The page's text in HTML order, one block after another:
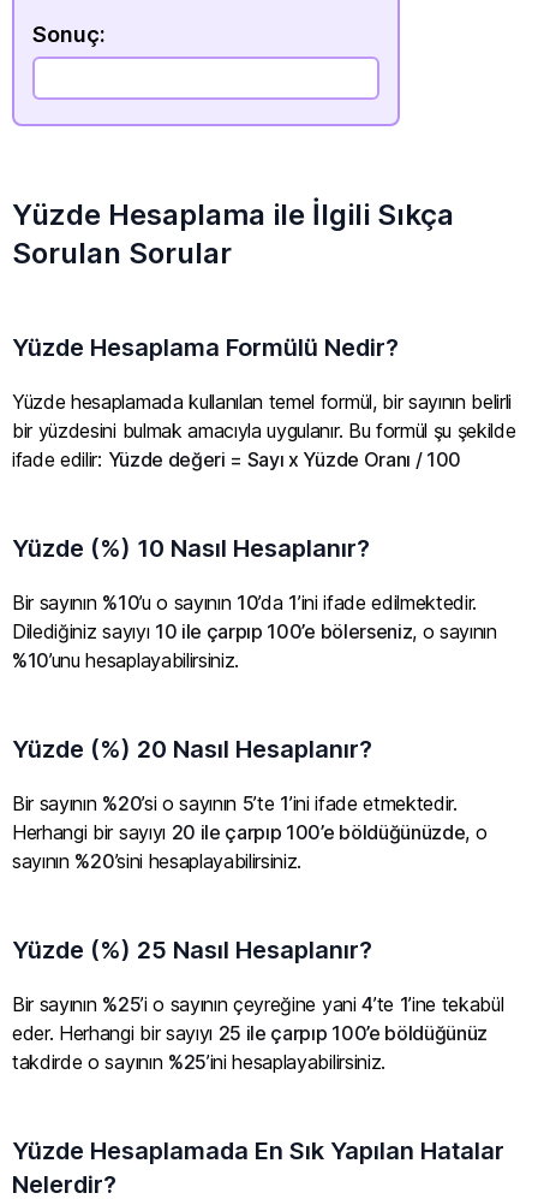
Sonuç:
Yüzde Hesaplama ile İlgili Sıkça
Sorulan Sorular
Yüzde Hesaplama Formülü Nedir?
Yüzde hesaplamada kullanılan temel formül, bir sayının belirli
bir yüzdesini bulmak amacıyla uygulanır. Bu formül şu şekilde
ifade edilir: Yüzde değeri = Sayı x Yüzde Oranı / 100
Yüzde (%) 10 Nasıl Hesaplanır?
Bir sayının %10’u o sayının 10’da 1’ini ifade edilmektedir.
Dilediğiniz sayıyı 10 ile çarpıp 100’e bölerseniz, o sayının
%10’unu hesaplayabilirsiniz.
Yüzde (%) 20 Nasıl Hesaplanır?
Bir sayının %20’si o sayının 5’te 1’ini ifade etmektedir.
Herhangi bir sayıyı 20 ile çarpıp 100’e böldüğünüzde, o
sayının %20’sini hesaplayabilirsiniz.
Yüzde (%) 25 Nasıl Hesaplanır?
Bir sayının %25’i o sayının çeyreğine yani4’te 1’ine tekabül
eder. Herhangi bir sayıyı 25 ile çarpıp 100’e böldüğünüz
takdirde o sayının %25’ini hesaplayabilirsiniz.
Yüzde Hesaplamada En Sık Yapılan Hatalar
Nelerdir?